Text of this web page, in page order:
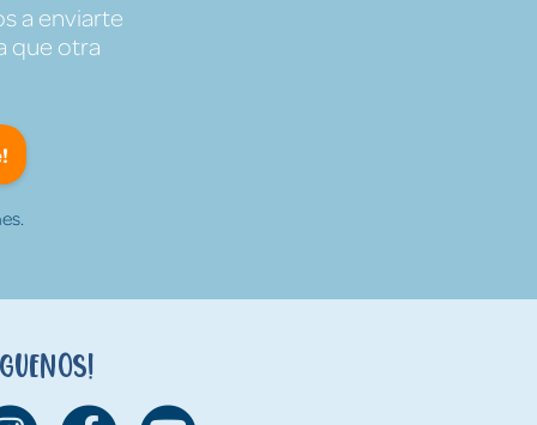
a enviarte
que otra